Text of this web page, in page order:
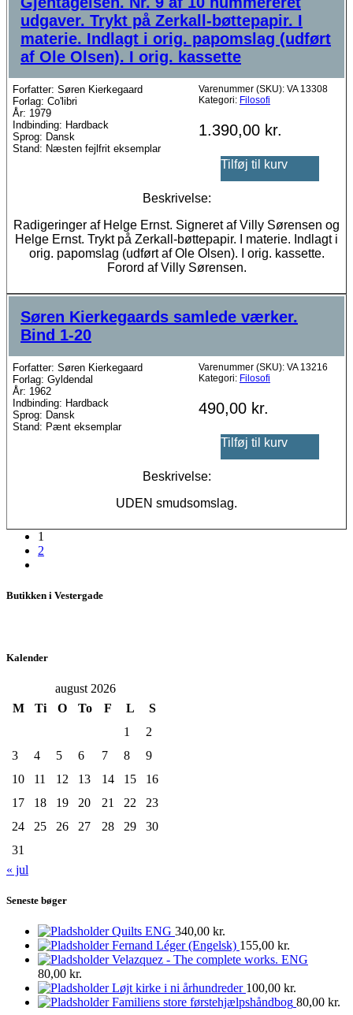
udgaver. Trykt på Zerkall-bøttepapir. I
materie. Indlagt i orig. papomslag (udført
af Ole Olsen). I orig. kassette
Forfatter: Søren Kierkegaard
Forlag: Co'libri
År: 1979
Indbinding: Hardback
Sprog: Dansk
Stand: Næsten fejlfrit eksemplar
Varenummer (SKU): VA 13308
Kategori: Filosofi
1.390,00 kr.
Tilføj til kurv
Beskrivelse:
Radigeringer af Helge Ernst. Signeret af Villy Sørensen og
Helge Ernst. Trykt på Zerkall-bøttepapir. I materie. Indlagt i
orig. papomslag (udført af Ole Olsen). I orig. kassette.
Forord af Villy Sørensen.
Søren Kierkegaards samlede værker.
Bind 1-20
Forfatter: Søren Kierkegaard
Forlag: Gyldendal
År: 1962
Indbinding: Hardback
Sprog: Dansk
Stand: Pænt eksemplar
Varenummer (SKU): VA 13216
Kategori: Filosofi
490,00 kr.
Tilføj til kurv
Beskrivelse:
UDEN smudsomslag.
1
2
Butikken i Vestergade
Kalender
august 2026
M
Ti O To F L
S
1
2
3
4 5 6 7 8
9
10
11 12 13 14 15
16
17
18 19 20 21 22
23
24
25 26 27 28 29
30
31
« jul
Seneste bøger
Quilts ENG 340,00 kr.
Fernand Léger (Engelsk) 155,00 kr.
Velazquez - The complete works. ENG
80,00 kr.
Løjt kirke i ni århundreder 100,00 kr.
Familiens store førstehjælpshåndbog 80,00 kr.